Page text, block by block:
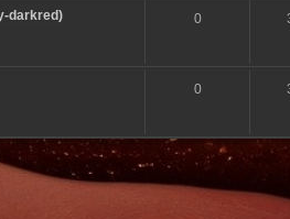
darkred) 0
0